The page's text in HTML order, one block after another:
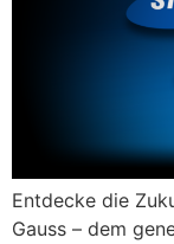
Entdecke die
Gauss – dem